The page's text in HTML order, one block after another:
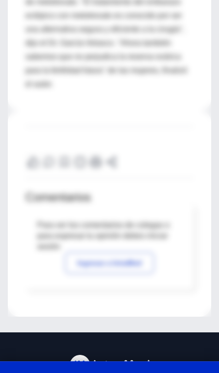
una alternativa segura y eficiente a la cirugía",
Comentarios
Para ver los comentarios de colegas o
Ingresar a IntraMed